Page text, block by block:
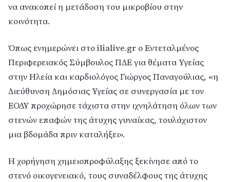
να ανακοπεί η μετάδοση του μικροβίου στην
κοινότητα.
Όπως ενημερώνει στο ilialive.gr ο Εντεταλμένος
Περιφερειακός Σύμβουλος ΠΔΕ για θέματα Υγείας
στην Ηλεία και καρδιολόγος Γιώργος Παναγούλιας, «η
Διεύθυνση Δημόσιας Υγείας σε συνεργασία με τον
ΕΟΔΥ προχώρησε τάχιστα στην ιχνηλάτηση όλων των
στενών επαφών της άτυχης γυναίκας, τουλάχιστον
μια βδομάδα πριν καταλήξει».
Η χορήγηση χημειοπροφύλαξης ξεκίνησε από το
στενό οικογενειακό, τους συναδέλφους της άτυχης